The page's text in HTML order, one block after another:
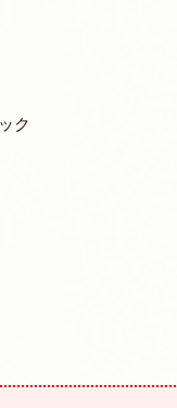
ク